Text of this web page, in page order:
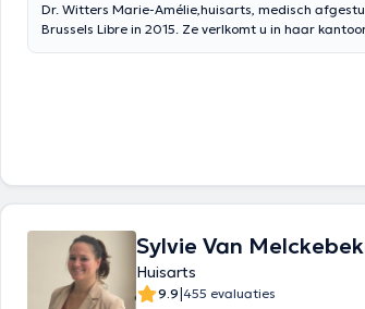
Dr. Witters Marie-Amélie,huisarts, medisch
Brussels Libre in 2015. Ze verlkomt u in haar
Sylvie Van
Huisarts
9.9|455 evaluaties